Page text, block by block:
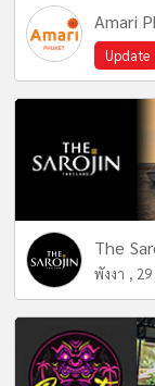
Amari
Update
The
พังงา ,